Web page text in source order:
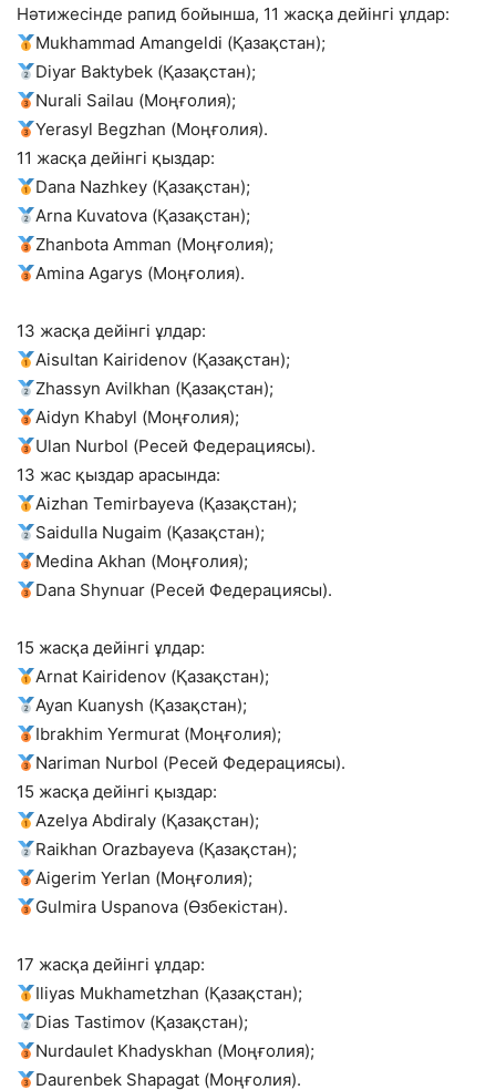
Нәтижесінде рапид бойынша, 11 жасқа дейінгі ұлдар:
Mukhammad Amangeldi (Қазақстан);
Diyar Baktybek (Қазақстан);
Nurali Sailau (Моңғолия);
Yerasyl Begzhan (Моңғолия).
11 жасқа дейінгі қыздар:
Dana Nazhkey (Қазақстан);
Arna Kuvatova (Қазақстан);
Zhanbota Amman (Моңғолия);
Amina Agarys (Моңғолия).
13 жасқа дейінгі ұлдар:
Aisultan Kairidenov (Қазақстан);
Zhassyn Avilkhan (Қазақстан);
Aidyn Khabyl (Моңғолия);
Ulan Nurbol (Ресей Федерациясы).
13 жас қыздар арасында:
Aizhan Temirbayeva (Қазақстан);
Saidulla Nugaim (Қазақстан);
Medina Akhan (Моңғолия);
Dana Shynuar (Ресей Федерациясы).
15 жасқа дейінгі ұлдар:
Arnat Kairidenov (Қазақстан);
Ayan Kuanysh (Қазақстан);
Ibrakhim Yermurat (Моңғолия);
Nariman Nurbol (Ресей Федерациясы).
15 жасқа дейінгі қыздар:
Azelya Abdiraly (Қазақстан);
Raikhan Orazbayeva (Қазақстан);
Aigerim Yerlan (Моңғолия);
Gulmira Uspanova (Өзбекістан).
17 жасқа дейінгі ұлдар:
Iliyas Mukhametzhan (Қазақстан);
Dias Tastimov (Қазақстан);
Nurdaulet Khadyskhan (Моңғолия);
Daurenbek Shapagat (Моңғолия).